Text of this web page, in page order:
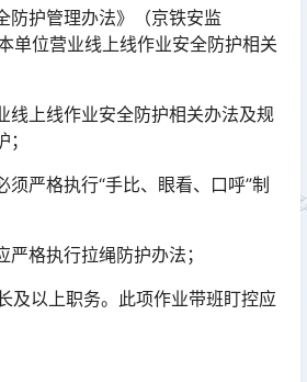
防护管理办法》（京铁安监
单位营业线上线作业安全防护相关
上线作业安全防护相关办法及规
严格执行“手比、眼看、口呼”制
格执行拉绳防护办法；
及以上职务。此项作业带班盯控应